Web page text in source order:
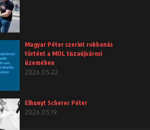
Magyar Péter szerint robbanás
történt a MOL tiszaújvárosi
üzemében
2026.05.22.
Elhunyt Scherer Péter
2026.05.19.